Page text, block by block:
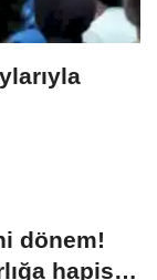
dönem!
hapis,